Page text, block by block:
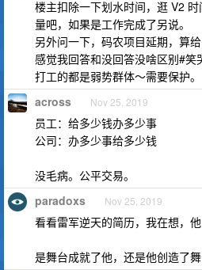
楼主扣除一下划水时间，逛 V2
量吧，如果是工作完成了另说。
另外问一下，码农项目延期，算
感觉我回答和没回答没啥区别#笑
打工的都是弱势群体～需要保护。
across Nov 25, 2019
员工：给多少钱办多少事
公司：办多少事给多少钱
没毛病。公平交易。
paradoxs Nov 25, 2019
看看雷军逆天的简历，我在想，
是舞台成就了他，还是他创造了